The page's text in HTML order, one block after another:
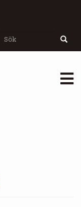
Sök Sök